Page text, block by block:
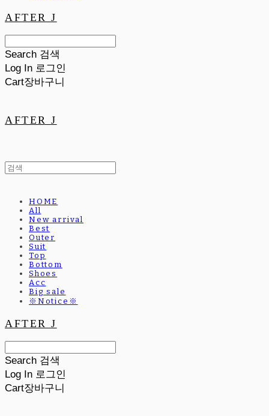
AFTER J
Search 검색
Log In 로그인
Cart장바구니
AFTER J
HOME
All
New arrival
Best
Outer
Suit
Top
Bottom
Shoes
Acc
Big sale
※Notice※
AFTER J
Search 검색
Log In 로그인
Cart장바구니